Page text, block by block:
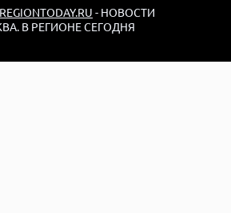
- НОВОСТИ
В РЕГИОНЕ СЕГОДНЯ